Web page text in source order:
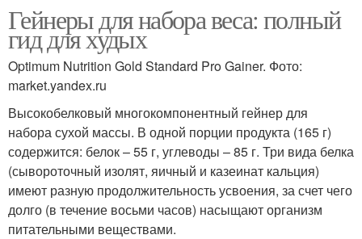
Гейнеры для набора веса: полный
гид для худых
Optimum Nutrition Gold Standard Pro Gainer. Фото:
market.yandex.ru
Высокобелковый многокомпонентный гейнер для
набора сухой массы. В одной порции продукта (165 г)
содержится: белок – 55 г, углеводы – 85 г. Три вида белка
(сывороточный изолят, яичный и казеинат кальция)
имеют разную продолжительность усвоения, за счет чего
долго (в течение восьми часов) насыщают организм
питательными веществами.